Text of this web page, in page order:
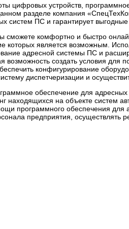
цифровых устройств,
разделе компания
систем ПС и гарантирует выгодные
сможете комфортно и быстро
которых является возможным.
адресной системы ПС и
возможность создать условия
конфигурирование
диспетчеризации и
обеспечение для
находящихся на объекте систем
программного обеспечения
предприятия, осуществлять